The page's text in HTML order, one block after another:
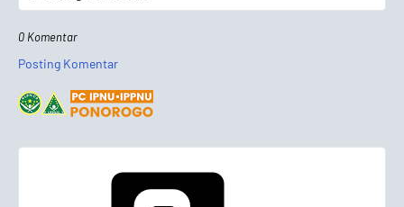
0 Komentar
Posting Komentar